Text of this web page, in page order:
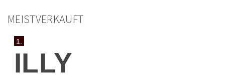
MEISTVERKAUFT
1.
ILLY